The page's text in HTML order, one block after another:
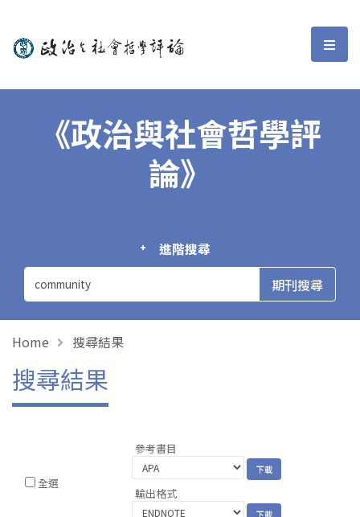
政治與社會哲學評論 選
《政治與社會哲學評
論》
進階搜尋
Home 搜尋結果
搜尋結果
全選
參考書目
輸出格式